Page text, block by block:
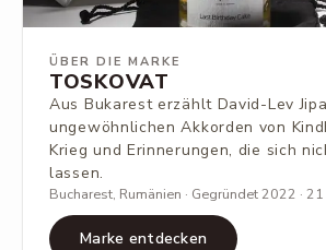
ÜBER DIE MARKE
TOSKOVAT
Aus Bukarest erzählt David-Lev
ungewöhnlichen Akkorden von
Krieg und Erinnerungen, die sich
lassen.
Bucharest, Rumänien · Gegründet 2022 ·
Marke entdecken